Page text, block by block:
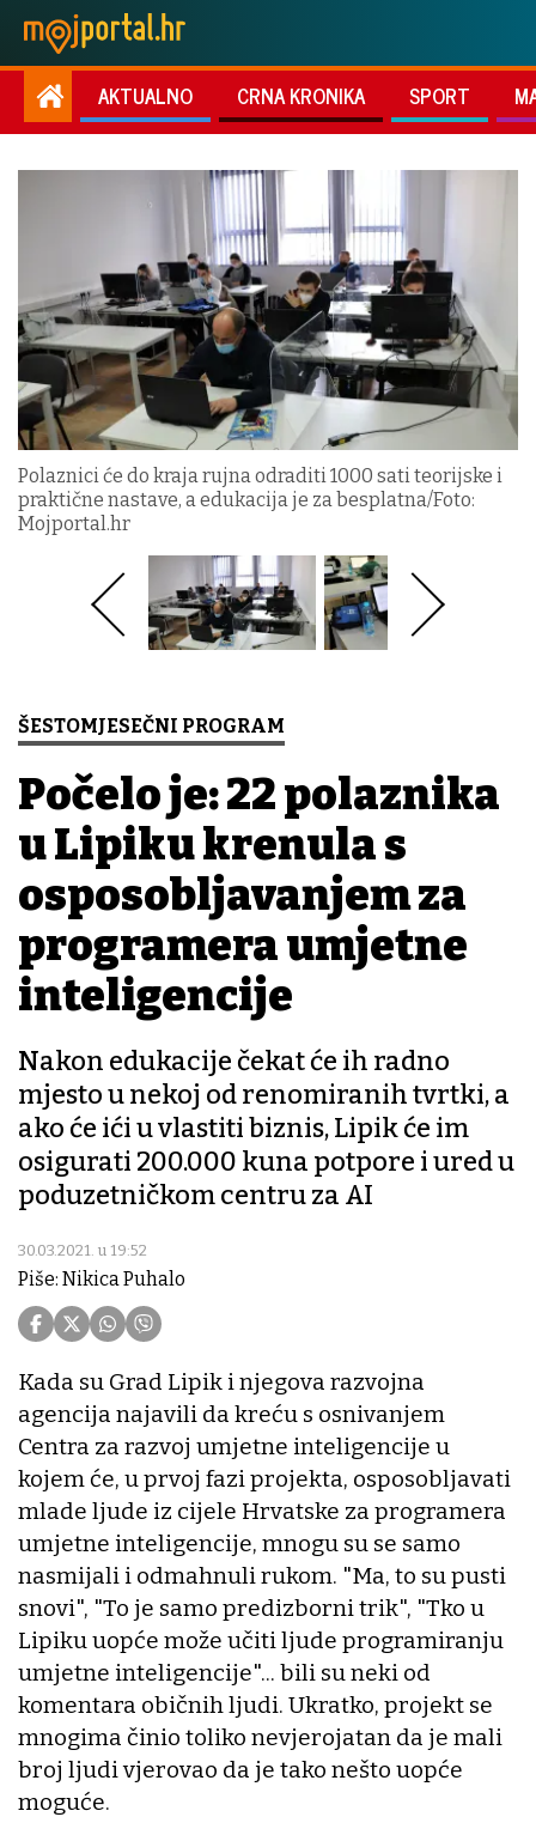
AKTUALNO CRNA KRONIKA SPORT
Polaznici će do kraja rujna odraditi 1000 sati teorijske i
praktične nastave, a edukacija je za besplatna/Foto:
Mojportal.hr
ŠESTOMJESEČNI PROGRAM
Počelo je: 22 polaznika
u Lipiku krenula s
osposobljavanjem za
programera umjetne
inteligencije
Nakon edukacije čekat će ih radno
mjesto u nekoj od renomiranih tvrtki, a
ako će ići u vlastiti biznis, Lipik će im
osigurati 200.000 kuna potpore i ured u
poduzetničkom centru za AI
30.03.2021. u 19:52
Piše: Nikica Puhalo
Kada su Grad Lipik i njegova razvojna
agencija najavili da kreću s osnivanjem
Centra za razvoj umjetne inteligencije u
kojem će, u prvoj fazi projekta, osposobljavati
mlade ljude iz cijele Hrvatske za programera
umjetne inteligencije, mnogu su se samo
nasmijali i odmahnuli rukom. "Ma, to su pusti
snovi", "To je samo predizborni trik", "Tko u
Lipiku uopće može učiti ljude programiranju
umjetne inteligencije"... bili su neki od
komentara običnih ljudi. Ukratko, projekt se
mnogima činio toliko nevjerojatan da je mali
broj ljudi vjerovao da je tako nešto uopće
moguće.